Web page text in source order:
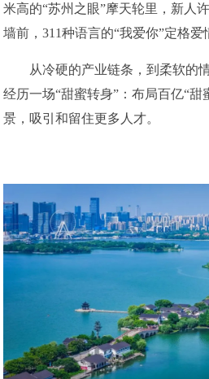
米高的“苏州之眼”摩天轮里，新人
墙前，311种语言的“我爱你”定格爱
从冷硬的产业链条，到柔软的情
经历一场“甜蜜转身”：布局百亿“甜
景，吸引和留住更多人才。